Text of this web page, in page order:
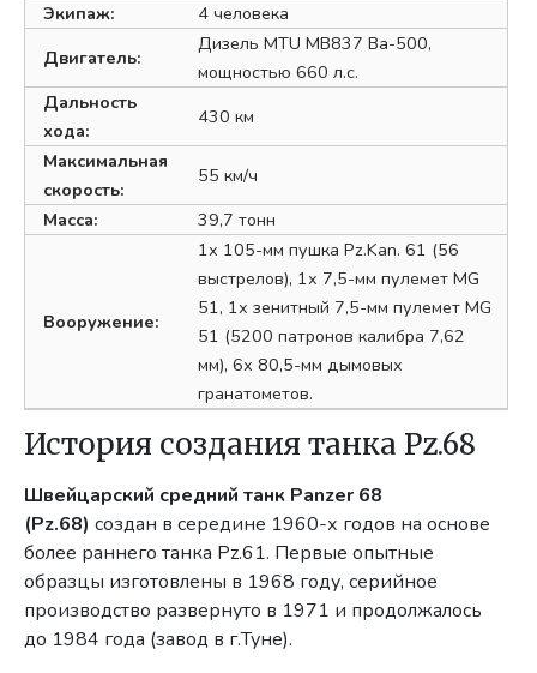
Экипаж:
4 человека
Двигатель:
Дизель MTU МВ837 Ва-500,
мощностью 660 л.с.
Дальность
хода:
430 км
Максимальная
скорость:
55 км/ч
Масса:
39,7 тонн
Вооружение:
1х 105-мм пушка Pz.Kan. 61 (56
выстрелов), 1х 7,5-мм пулемет MG
51, 1х зенитный 7,5-мм пулемет MG
51 (5200 патронов калибра 7,62
мм), 6х 80,5-мм дымовых
гранатометов.
История создания танка Pz.68
Швейцарский средний танк Panzer 68
(Pz.68) создан в середине 1960-х годов на основе
более раннего танка Pz.61. Первые опытные
образцы изготовлены в 1968 году, серийное
производство развернуто в 1971 и продолжалось
до 1984 года (завод в г.Туне).